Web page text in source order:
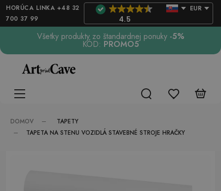
HORÚCA LINKA +48 32
700 37 99
4.5
EUR
Všetky produkty zo štandardnej ponuky -5%
KÓD: PROMO5
DOMOV
TAPETY
TAPETA NA STENU VOZIDLÁ STAVEBNÉ STROJE HRAČKY